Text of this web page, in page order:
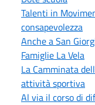
Talenti in
consapevolezza
Anche a San
Famiglie La Vela
La Camminata
attività sportiva
Al via il corso di